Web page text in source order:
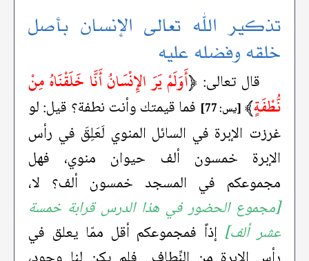
تذكير الله تعالى الإنسان بأصل
خلقه وفضله عليه
قال تعالى: ﴿أَوَلَمْ يَرَ الإِنْسَانُ أَنَّا خَلَقْنَاهُ مِنْ
نُّطْفَةٍ﴾ [يس: 77]
فما قيمتك وأنت نطفة؟ قيل: لو
غرزت الإبرة في السائل المنوي لَعَلِقَ في رأس
الإبرة خمسون ألف حيوان منوي، فهل
مجموعكم في المسجد خمسون ألف؟ لا،
[مجموع الحضور في هذا الدرس قرابة خمسة
عشر ألف] إذاً فمجموعكم أقل ممّا يعلق في